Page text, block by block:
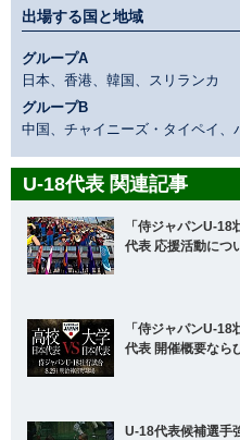
出場する国と地域
グループA
日本、香港、韓国、スリランカ
グループB
中国、チャイニーズ・タイペイ、
U-18代表 関連記事
「侍ジャパンU-
代表 応援活動につ
「侍ジャパンU-
代表 開催概要なら
U-18代表候補選手